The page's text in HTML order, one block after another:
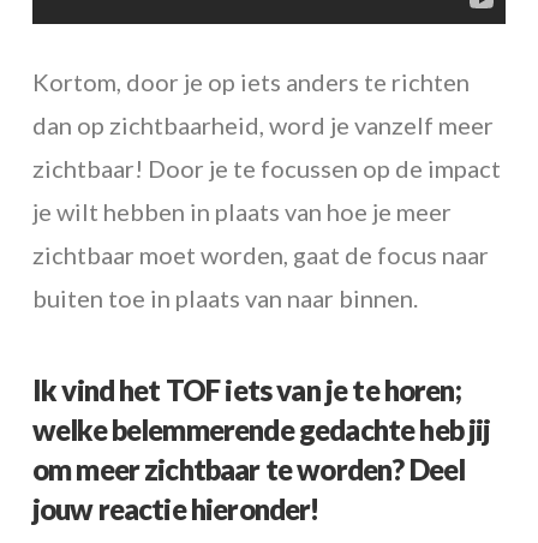
Kortom, door je op iets anders te richten
dan op zichtbaarheid, word je vanzelf meer
zichtbaar! Door je te focussen op de impact
je wilt hebben in plaats van hoe je meer
zichtbaar moet worden, gaat de focus naar
buiten toe in plaats van naar binnen.
Ik vind het TOF iets van je te horen;
welke belemmerende gedachte heb jij
om meer zichtbaar te worden? Deel
jouw reactie hieronder!